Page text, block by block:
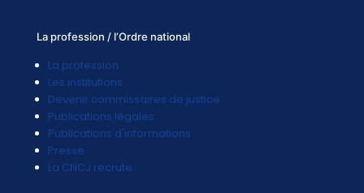
La profession / l’Ordre national
La profession
Les institutions
Devenir commissaires de justice
Publications légales
Publications d'informations
Presse
La CNCJ recrute